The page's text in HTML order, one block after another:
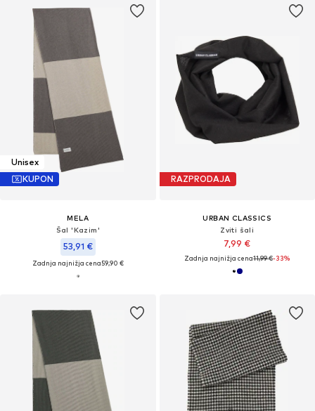
Unisex
KUPON
MELA
Šal 'Kazim'
53,91 €
Zadnja najnižja cena59,90 €
RAZPRODAJA
URBAN CLASSICS
Zviti šali
7,99 €
Zadnja najnižja cena11,99 €-33%